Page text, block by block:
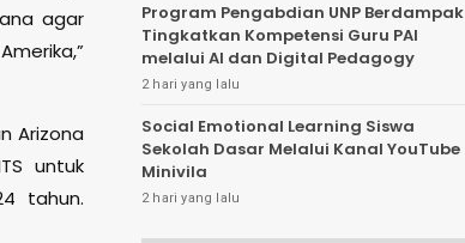
agar
Arizona
untuk
tahun.
Program Pengabdian UNP Berdampak
Tingkatkan Kompetensi Guru PAI
melalui AI dan Digital Pedagogy
2 hari yang lalu
Social Emotional Learning Siswa
Sekolah Dasar Melalui Kanal YouTube
Minivila
2 hari yang lalu